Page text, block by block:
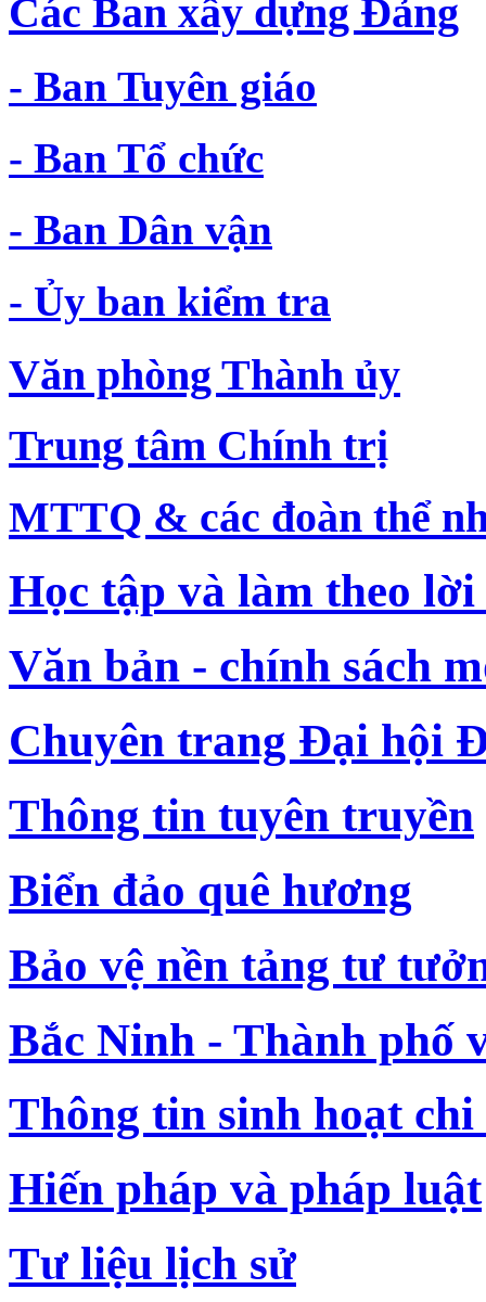
Các Ban xây dựng Đảng
- Ban Tuyên giáo
- Ban Tổ chức
- Ban Dân vận
- Ủy ban kiểm tra
Văn phòng Thành ủy
Trung tâm Chính trị
MTTQ & các đoàn thể
Học tập và làm theo lời
Văn bản - chính sách
Chuyên trang Đại hội
Thông tin tuyên truyền
Biển đảo quê hương
Bảo vệ nền tảng tư
Bắc Ninh - Thành phố
Thông tin sinh hoạt chi
Hiến pháp và pháp luật
Tư liệu lịch sử